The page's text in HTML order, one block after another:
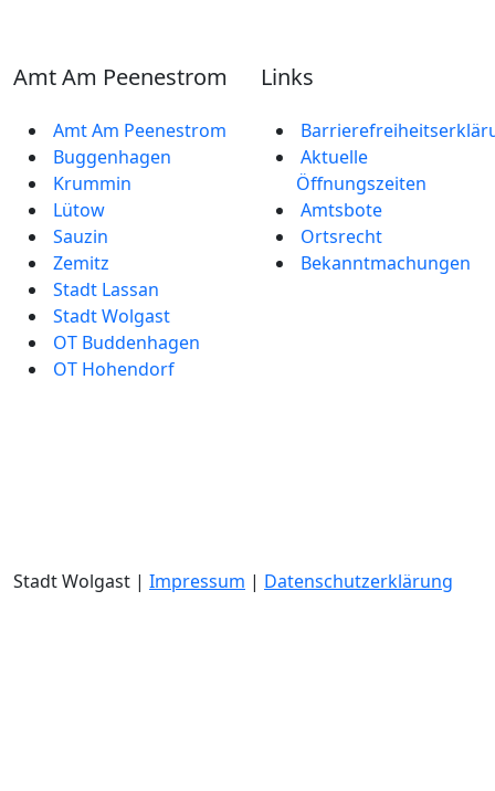
Amt Am Peenestrom
Amt Am Peenestrom
Buggenhagen
Krummin
Lütow
Sauzin
Zemitz
Stadt Lassan
Stadt Wolgast
OT Buddenhagen
OT Hohendorf
Links
Aktuelle
Öffnungszeiten
Amtsbote
Ortsrecht
Bekannt­machungen
Stadt Wolgast | Impressum | Datenschutzerklärung